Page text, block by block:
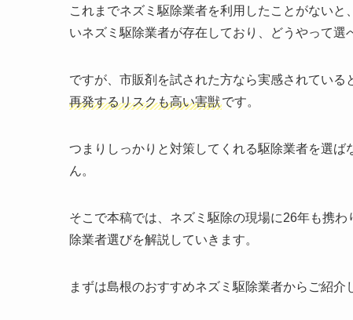
これまでネズミ駆除業者を利用したことがない
いネズミ駆除業者が存在しており、どうやって選
ですが、市販剤を試された方なら実感されている
再発するリスクも高い害獣です。
つまりしっかりと対策してくれる駆除業者を選
ん。
そこで本稿では、ネズミ駆除の現場に26年も携
除業者選びを解説していきます。
まずは島根のおすすめネズミ駆除業者からご紹介